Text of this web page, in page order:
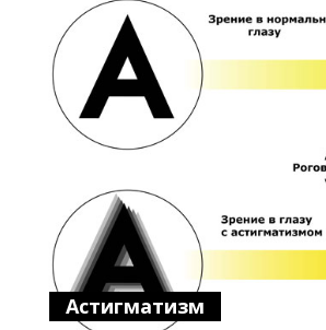
Астигматизм